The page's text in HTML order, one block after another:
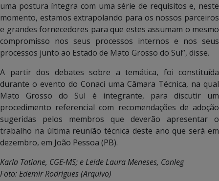
uma postura íntegra com uma série de requisitos e, neste
momento, estamos extrapolando para os nossos parceiros
e grandes fornecedores para que estes assumam o mesmo
compromisso nos seus processos internos e nos seus
processos junto ao Estado de Mato Grosso do Sul”, disse.
A partir dos debates sobre a temática, foi constituída
durante o evento do Conaci uma Câmara Técnica, na qual
Mato Grosso do Sul é integrante, para discutir um
procedimento referencial com recomendações de adoção
sugeridas pelos membros que deverão apresentar o
trabalho na última reunião técnica deste ano que será em
dezembro, em João Pessoa (PB).
Karla Tatiane, CGE-MS; e Leide Laura Meneses, Conleg
Foto: Edemir Rodrigues (Arquivo)